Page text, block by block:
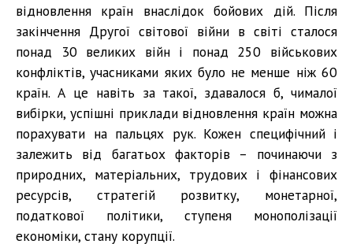
відновлення країн внаслідок бойових дій. Після
закінчення Другої світової війни в світі сталося
понад 30 великих війн і понад 250 військових
конфліктів, учасниками яких було не менше ніж 60
країн. А це навіть за такої, здавалося б, чималої
вибірки, успішні приклади відновлення країн можна
порахувати на пальцях рук. Кожен специфічний і
залежить від багатьох факторів – починаючи з
природних, матеріальних, трудових і фінансових
ресурсів, стратегій розвитку, монетарної,
податкової політики, ступеня монополізації
економіки, стану корупції.